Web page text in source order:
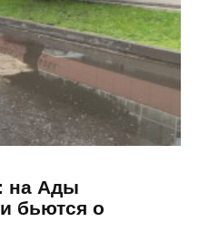
на Ады
бьются о